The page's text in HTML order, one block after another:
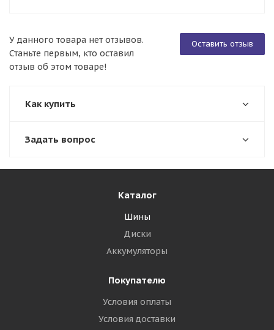
Оставить отзыв
У данного товара нет отзывов.
Станьте первым, кто оставил
отзыв об этом товаре!
Как купить
Задать вопрос
Каталог
Шины
Диски
Аккумуляторы
Покупателю
Условия оплаты
Условия доставки